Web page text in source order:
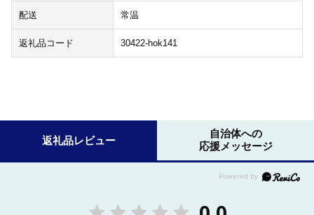
配送 常温
返礼品コード 30422-hok141
返礼品レビュー
自治体への
応援メッセージ